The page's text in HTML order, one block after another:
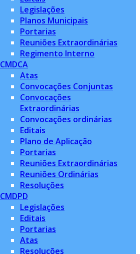
Legislações
Planos Municipais
Portarias
Reuniões Extraordinárias
Regimento Interno
CMDCA
Atas
Convocações Conjuntas
Convocações
Extraordinárias
Convocações ordinárias
Editais
Plano de Aplicação
Portarias
Reuniões Extraordinárias
Reuniões Ordinárias
Resoluções
CMDPD
Legislações
Editais
Portarias
Atas
Resoluções